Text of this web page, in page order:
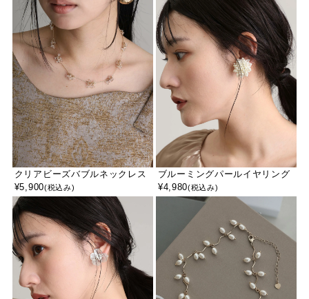
クリアビーズバブルネックレス
¥5,900(税込み)
ブルーミングパールイヤリング
¥4,980(税込み)